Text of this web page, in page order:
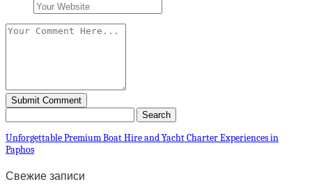
Unforgettable Premium Boat Hire and Yacht Charter Experiences in
Paphos
Свежие записи